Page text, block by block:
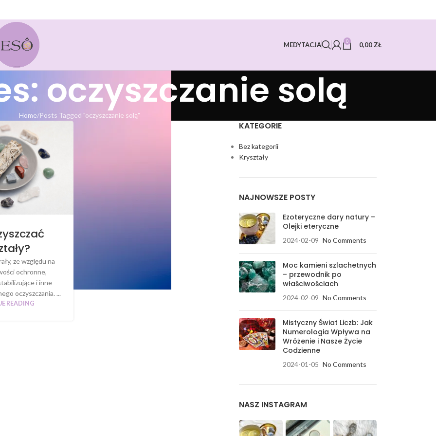
MEDYTACJA 0 0,00 ZŁ
oczyszczanie solą
Home Posts Tagged "oczyszczanie solą"
ze względu na
ochronne,
i inne
oczyszczania. ...
READING
KATEGORIE
Bez kategorii
Kryształy
NAJNOWSZE POSTY
Ezoteryczne dary natury –
Olejki eteryczne
2024-02-09 No Comments
Moc kamieni szlachetnych
– przewodnik po
właściwościach
2024-02-09 No Comments
Mistyczny Świat Liczb: Jak
Numerologia Wpływa na
Wróżenie i Nasze Życie
Codzienne
2024-01-05 No Comments
NASZ INSTAGRAM